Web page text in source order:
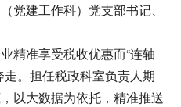
党建工作科）党支部书记、
精准享受税收优惠而“连轴
。担任税政科室负责人期
以大数据为依托，精准推送